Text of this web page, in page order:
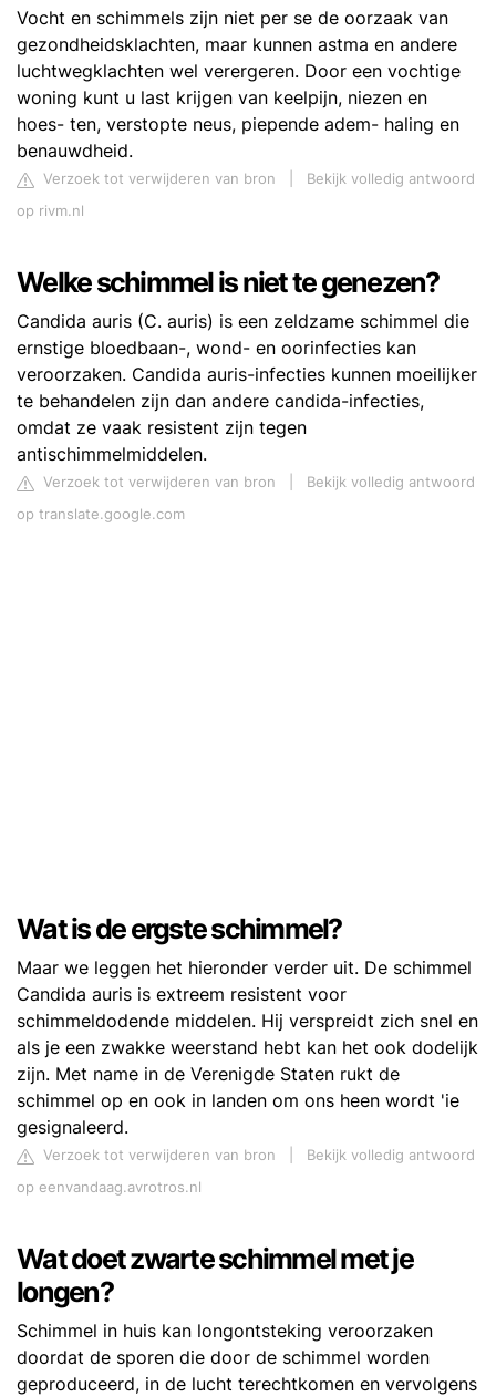
Vocht en schimmels zijn niet per se de oorzaak van
gezondheidsklachten, maar kunnen astma en andere
luchtwegklachten wel verergeren. Door een vochtige
woning kunt u last krijgen van keelpijn, niezen en
hoes- ten, verstopte neus, piepende adem- haling en
benauwdheid.
Verzoek tot verwijderen van bron
Bekijk volledig antwoord
op rivm.nl
Welke schimmel is niet te genezen?
Candida auris (C. auris) is een zeldzame schimmel die
ernstige bloedbaan-, wond- en oorinfecties kan
veroorzaken. Candida auris-infecties kunnen moeilijker
te behandelen zijn dan andere candida-infecties,
omdat ze vaak resistent zijn tegen
antischimmelmiddelen.
Verzoek tot verwijderen van bron
Bekijk volledig antwoord
op translate.google.com
Wat is de ergste schimmel?
Maar we leggen het hieronder verder uit. De schimmel
Candida auris is extreem resistent voor
schimmeldodende middelen. Hij verspreidt zich snel en
als je een zwakke weerstand hebt kan het ook dodelijk
zijn. Met name in de Verenigde Staten rukt de
schimmel op en ook in landen om ons heen wordt 'ie
gesignaleerd.
Verzoek tot verwijderen van bron
Bekijk volledig antwoord
op eenvandaag.avrotros.nl
Wat doet zwarte schimmel met je
longen?
Schimmel in huis kan longontsteking veroorzaken
doordat de sporen die door de schimmel worden
geproduceerd, in de lucht terechtkomen en vervolgens